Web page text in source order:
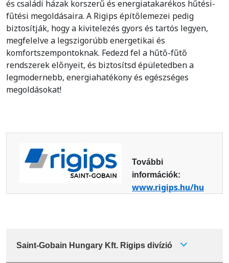
és családi házak korszerű és energiatakarékos hűtési-
fűtési megoldásaira. A Rigips építőlemezei pedig
biztosítják, hogy a kivitelezés gyors és tartós legyen,
megfelelve a legszigorúbb energetikai és
komfortszempontoknak. Fedezd fel a hűtő-fűtő
rendszerek előnyeit, és biztosítsd épületedben a
legmodernebb, energiahatékony és egészséges
megoldásokat!
További
információk:
www.rigips.hu/hu
Saint-Gobain Hungary Kft. Rigips divízió